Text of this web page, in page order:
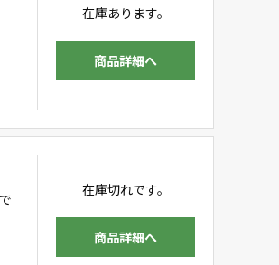
在庫あります。
商品詳細へ
在庫切れです。
商品詳細へ